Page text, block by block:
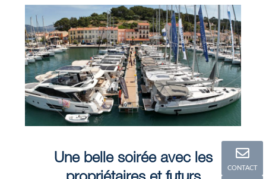
Une belle soirée avec les
CONTACT